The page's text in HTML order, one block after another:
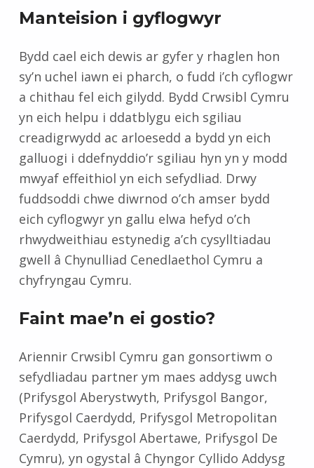
Manteision i gyflogwyr
Bydd cael eich dewis ar gyfer y rhaglen hon
sy’n uchel iawn ei pharch, o fudd i’ch cyflogwr
a chithau fel eich gilydd. Bydd Crwsibl Cymru
yn eich helpu i ddatblygu eich sgiliau
creadigrwydd ac arloesedd a bydd yn eich
galluogi i ddefnyddio’r sgiliau hyn yn y modd
mwyaf effeithiol yn eich sefydliad. Drwy
fuddsoddi chwe diwrnod o’ch amser bydd
eich cyflogwyr yn gallu elwa hefyd o’ch
rhwydweithiau estynedig a’ch cysylltiadau
gwell â Chynulliad Cenedlaethol Cymru a
chyfryngau Cymru.
Faint mae’n ei gostio?
Ariennir Crwsibl Cymru gan gonsortiwm o
sefydliadau partner ym maes addysg uwch
(Prifysgol Aberystwyth, Prifysgol Bangor,
Prifysgol Caerdydd, Prifysgol Metropolitan
Caerdydd, Prifysgol Abertawe, Prifysgol De
Cymru), yn ogystal â Chyngor Cyllido Addysg